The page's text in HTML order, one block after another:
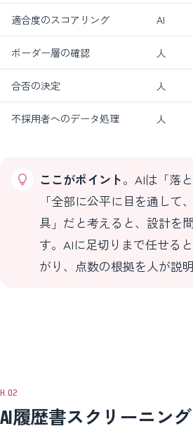
適合度のスコアリング AI
ボーダー層の確認 人
合否の決定 人
不採用者へのデータ処理 人
ここがポイント。AIは「落
「全部に公平に目を通して
具」だと考えると、設計を
す。AIに足切りまで任せる
がり、点数の根拠を人が説
AI履歴書スクリーニン